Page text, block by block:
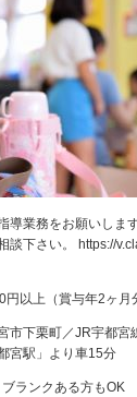
導業務をお願いしま
談下さい。 https://
円以上（賞与年2ヶ月
市下栗町／JR宇都宮
宮駅」より車15分
ブランクある方も